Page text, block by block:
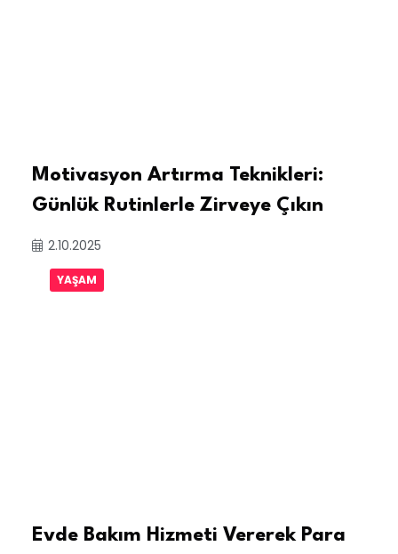
Motivasyon Artırma Teknikleri:
Günlük Rutinlerle Zirveye Çıkın
2.10.2025
YAŞAM
Evde Bakım Hizmeti Vererek Para